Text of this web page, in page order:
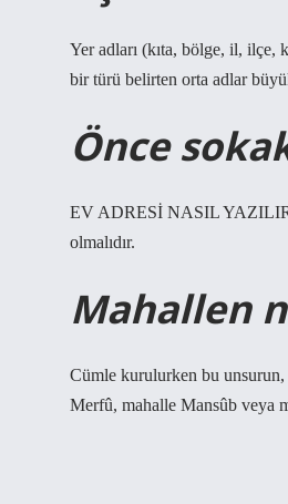
Yer adları (kıta, bölge, il, ilçe,
bir türü belirten orta adlar
Önce
EV ADRESİ NASIL YAZILIR?
olmalıdır.
Mahallen
Cümle kurulurken bu unsurun,
Merfû, mahalle Mansûb veya